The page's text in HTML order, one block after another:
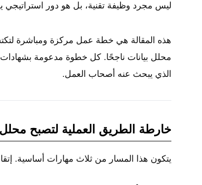
ليس مجرد وظيفة تقنية، بل هو دور استراتيجي
هذه المقالة هي خطة عمل مركزة ومباشرة
محلل بيانات ناجحًا. كل خطوة مدعومة بشهادات
الذي يبحث عنه أصحاب العمل.
خارطة الطريق العملية لتصبح محلل
يتكون هذا المسار من ثلاث مهارات أساسية.